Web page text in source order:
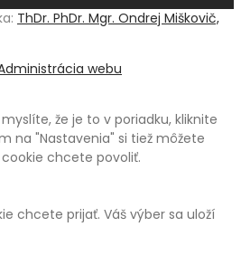
ThDr. PhDr. Mgr. Ondrej Miškovič,
webu
že je to v poriadku, kliknite
na "Nastavenia" si tiež môžete
chcete povoliť.
chcete prijať. Váš výber sa uloží